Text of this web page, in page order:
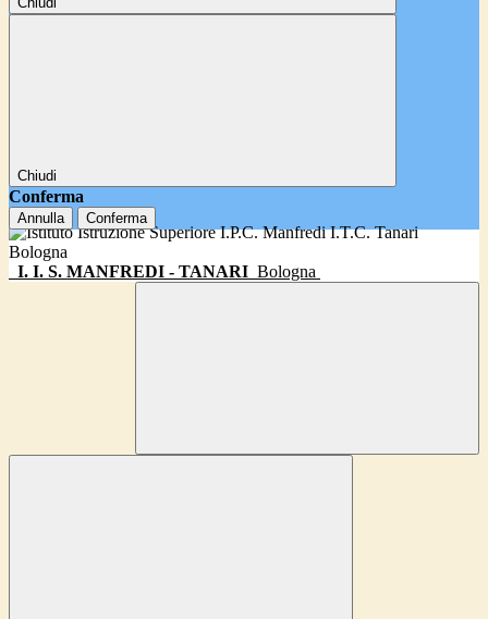
Chiudi
Conferma
Annulla Conferma
I. I. S. MANFREDI - TANARI Bologna